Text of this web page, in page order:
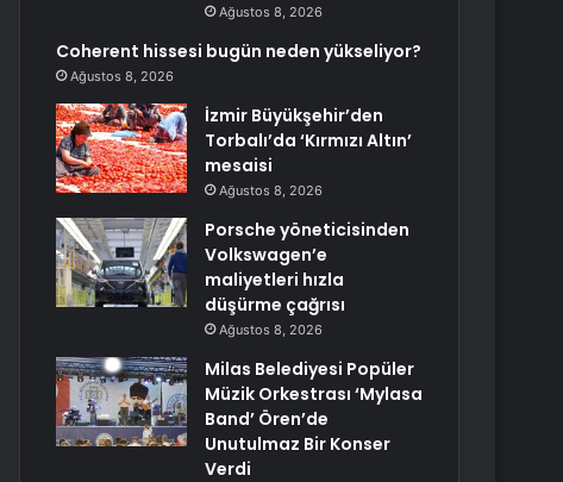
Ağustos 8, 2026
Coherent hissesi bugün neden yükseliyor?
Ağustos 8, 2026
İzmir Büyükşehir’den
Torbalı’da ‘Kırmızı Altın’
mesaisi
Ağustos 8, 2026
Porsche yöneticisinden
Volkswagen’e
maliyetleri hızla
düşürme çağrısı
Ağustos 8, 2026
Milas Belediyesi Popüler
Müzik Orkestrası ‘Mylasa
Band’ Ören’de
Unutulmaz Bir Konser
Verdi